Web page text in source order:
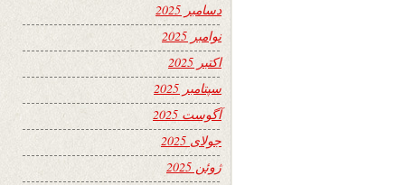
دسامبر 2025
نوامبر 2025
اکتبر 2025
سپتامبر 2025
آگوست 2025
جولای 2025
ژوئن 2025